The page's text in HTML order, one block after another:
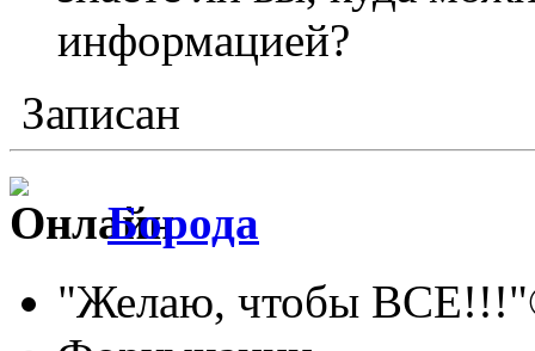
информацией?
Записан
Борода
"Желаю, чтобы